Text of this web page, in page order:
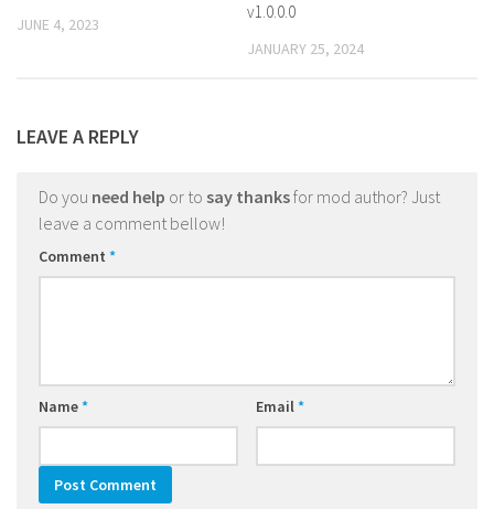
JUNE 4, 2023
v1.0.0.0
JANUARY 25, 2024
LEAVE A REPLY
Do you need help or to say thanksfor mod author? Just
leave a comment bellow!
Comment *
Name* Email*